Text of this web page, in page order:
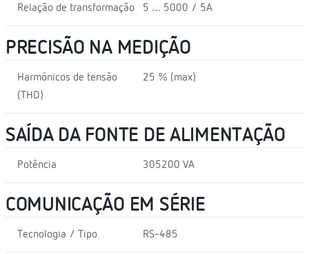
Relação de transformação 5 … 5000 / 5A
PRECISÃO NA MEDIÇÃO
Harmónicos de tensão
(THD)
25 % (max)
SAÍDA DA FONTE DE ALIMENTAÇÃO
Potência 305200 VA
COMUNICAÇÃO EM SÉRIE
Tecnologia / Tipo RS-485